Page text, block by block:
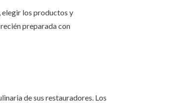
elegir los productos y
preparada con
de sus restauradores. Los